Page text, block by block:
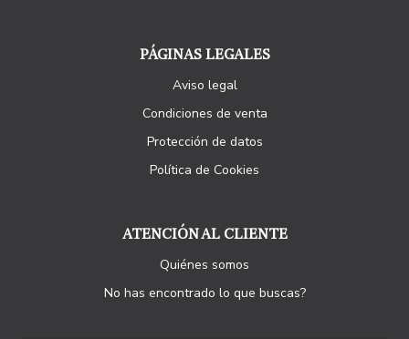
PÁGINAS LEGALES
Aviso legal
Condiciones de venta
Protección de datos
Política de Cookies
ATENCIÓN AL CLIENTE
Quiénes somos
No has encontrado lo que buscas?